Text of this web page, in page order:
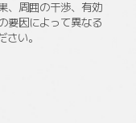
、周囲の干渉、有効
要因によって異なる
い。